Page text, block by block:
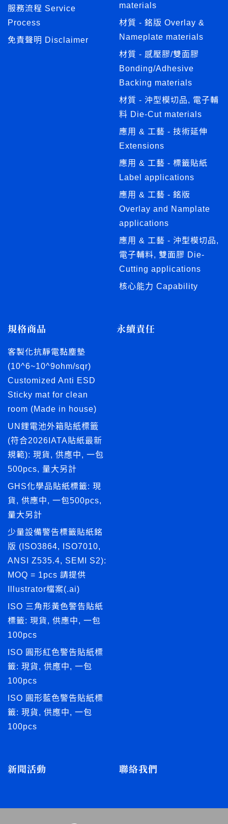
服務流程 Service
Process
免責聲明 Disclaimer
materials
材質 - 銘版 Overlay &
Nameplate materials
材質 - 感壓膠/雙面膠
Bonding/Adhesive
Backing materials
材質 - 沖型模切品, 電子輔
料 Die-Cut materials
應用 & 工藝 - 技術延伸
Extensions
應用 & 工藝 - 標籤貼紙
Label applications
應用 & 工藝 - 銘版
Overlay and Namplate
applications
應用 & 工藝 - 沖型模切品,
電子輔料, 雙面膠 Die-
Cutting applications
核心能力 Capability
規格商品
客製化抗靜電黏塵墊
(10^6~10^9ohm/sqr)
Customized Anti ESD
Sticky mat for clean
room (Made in house)
UN鋰電池外箱貼紙標籤
(符合2026IATA貼紙最新
規範): 現貨, 供應中, 一包
500pcs, 量大另計
GHS化學品貼紙標籤: 現
貨, 供應中, 一包500pcs,
量大另計
少量設備警告標籤貼紙銘
版 (ISO3864, ISO7010,
ANSI Z535.4, SEMI S2):
MOQ = 1pcs 請提供
Illustrator檔案(.ai)
ISO 三角形黃色警告貼紙
標籤: 現貨, 供應中, 一包
100pcs
ISO 圓形紅色警告貼紙標
籤: 現貨, 供應中, 一包
100pcs
ISO 圓形藍色警告貼紙標
籤: 現貨, 供應中, 一包
100pcs
永續責任
新聞活動 聯絡我們